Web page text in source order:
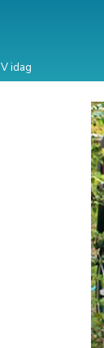
idag